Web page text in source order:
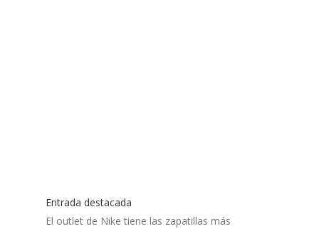
Entrada destacada
El outlet de Nike tiene las zapatillas más